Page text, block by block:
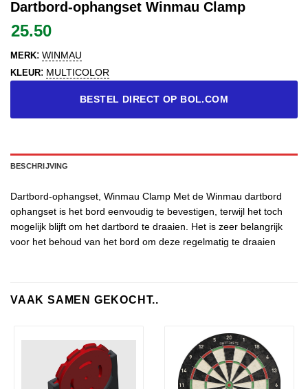
Dartbord-ophangset Winmau Clamp
25.50
MERK: WINMAU
KLEUR: MULTICOLOR
BESTEL DIRECT OP BOL.COM
BESCHRIJVING
Dartbord-ophangset, Winmau Clamp Met de Winmau dartbord
ophangset is het bord eenvoudig te bevestigen, terwijl het toch
mogelijk blijft om het dartbord te draaien. Het is zeer belangrijk
voor het behoud van het bord om deze regelmatig te draaien
VAAK SAMEN GEKOCHT..